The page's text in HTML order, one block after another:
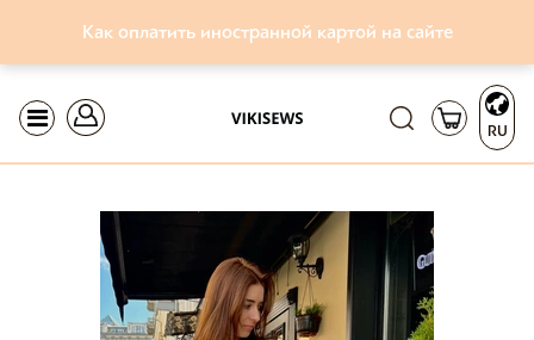
Как оплатить иностранной картой на сайте
RU